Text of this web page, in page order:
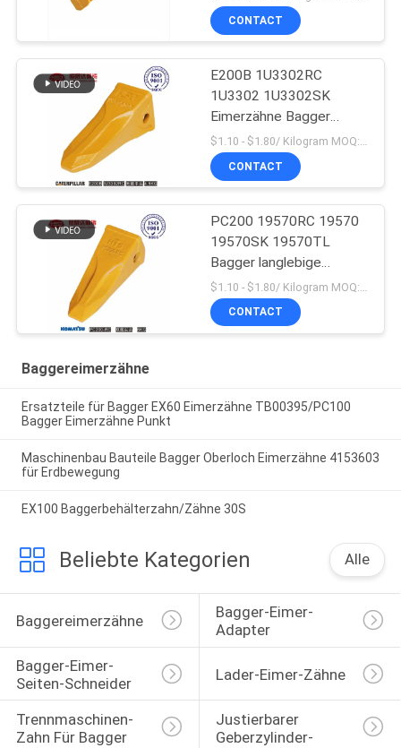
CONTACT
E200B 1U3302RC
1U3302 1U3302SK
Eimerzähne Bagger
Massenproduktion
CONTACT
PC200 19570RC 19570
19570SK 19570TL
Bagger langlebige
Eimerzähne für Komatsu
CONTACT
Baggereimerzähne
Ersatzteile für Bagger EX60 Eimerzähne TB00395/PC100
Bagger Eimerzähne Punkt
Maschinenbau Bauteile Bagger Oberloch Eimerzähne 4153603
für Erdbewegung
EX100 Baggerbehälterzahn/Zähne 30S
Beliebte Kategorien Alle
Baggereimerzähne
Bagger-Eimer-
Adapter
Bagger-Eimer-
Seiten-Schneider
Lader-Eimer-Zähne
Trennmaschinen-
Zahn Für Bagger
Justierbarer
Geberzylinder-